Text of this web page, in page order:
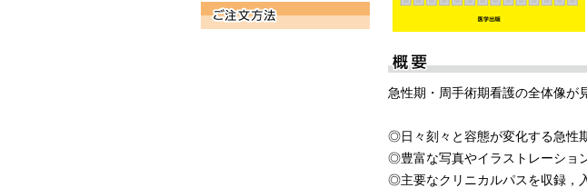
急性期・周手術期看護の全体像が
◎日々刻々と容態が変化する急性
◎豊富な写真やイラストレーショ
◎主要なクリニカルパスを収録，